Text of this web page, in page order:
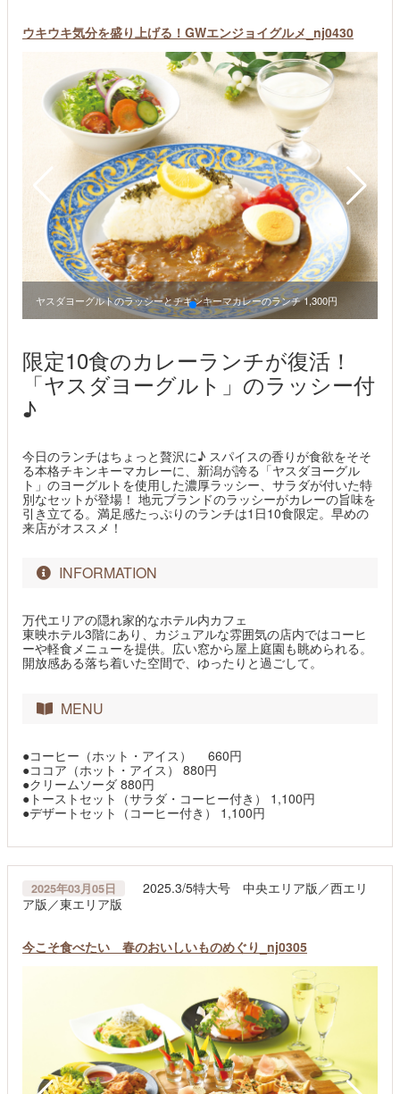
ウキウキ気分を盛り上げる！GWエンジョイグルメ_nj0430
ヤスダヨーグルトのラッシーとチキンキーマカレーのランチ 1,300円
限定10食のカレーランチが復活！
「ヤスダヨーグルト」のラッシー付
♪
今日のランチはちょっと贅沢に♪ スパイスの香りが食欲をそそ
る本格チキンキーマカレーに、新潟が誇る「ヤスダヨーグル
ト」のヨーグルトを使用した濃厚ラッシー、サラダが付いた特
別なセットが登場！ 地元ブランドのラッシーがカレーの旨味を
引き立てる。満足感たっぷりのランチは1日10食限定。早めの
来店がオススメ！
INFORMATION
万代エリアの隠れ家的なホテル内カフェ
東映ホテル3階にあり、カジュアルな雰囲気の店内ではコーヒ
ーや軽食メニューを提供。広い窓から屋上庭園も眺められる。
開放感ある落ち着いた空間で、ゆったりと過ごして。
MENU
●コーヒー（ホット・アイス） 660円
●ココア（ホット・アイス） 880円
●クリームソーダ 880円
●トーストセット（サラダ・コーヒー付き） 1,100円
●デザートセット（コーヒー付き） 1,100円
2025年03月05日
2025.3/5特大号 中央エリア版／西エリ
ア版／東エリア版
今こそ食べたい 春のおいしいものめぐり_nj0305